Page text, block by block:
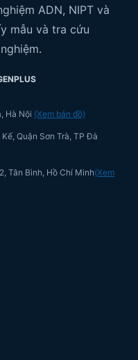
ADN, NIPT và
mẫu và tra cứu
Hà Nội (Xem bản đồ)
Quận Sơn Trà, TP Đà
Tân Bình, Hồ Chí Minh(Xem